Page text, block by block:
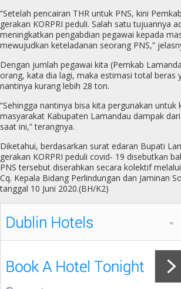
“Setelah pencairan THR untuk PNS, kini
gerakan KORPRI peduli. Salah satu tujuannya
meningkatkan pengabdian pegawai kepada
mewujudkan keteladanan seorang PNS,”
Dengan jumlah pegawai kita (Pemkab
orang, kata dia lagi, maka estimasi total beras
nantinya kurang lebih 28 ton.
“Sehingga nantinya bisa kita pergunakan untuk
masyarakat Kabupaten Lamandau dampak
saat ini,” terangnya.
Diketahui, berdasarkan surat edaran Bupati
gerakan KORPRI peduli covid- 19 disebutkan
PNS tersebut diserahkan secara kolektif
Cq. Kepala Bidang Perlindungan dan Jaminan
tanggal 10 Juni 2020.(BH/K2)